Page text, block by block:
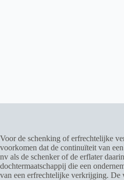
Voor de schenking of erfrechtelijke
voorkomen dat de continuïteit van
nv als de schenker of de erflater
dochtermaatschappij die een
van een erfrechtelijke verkrijging. De